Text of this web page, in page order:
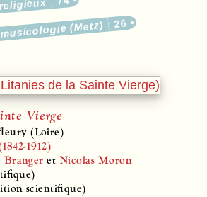
(Metz) 26
Vierge
(Loire)
1912)
Branger et Nicolas Moron
scientifique)